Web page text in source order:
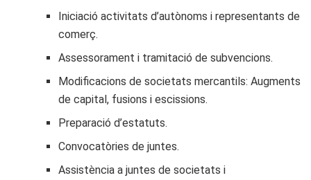
Iniciació activitats d’autònoms i representants de
comerç.
Assessorament i tramitació de subvencions.
Modificacions de societats mercantils: Augments
de capital, fusions i escissions.
Preparació d’estatuts.
Convocatòries de juntes.
Assistència a juntes de societats i